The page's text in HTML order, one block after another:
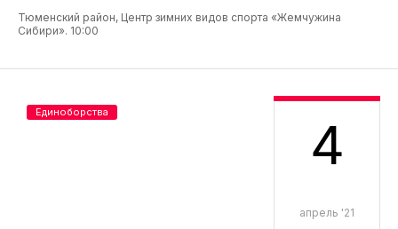
Тюменский район, Центр зимних видов спорта «Жемчужина
Сибири». 10:00
4
апрель '21
Единоборства